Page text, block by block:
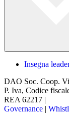
Insegna
DAO Soc. Coop.
P. Iva, Codice
REA 62217 |
Governance |